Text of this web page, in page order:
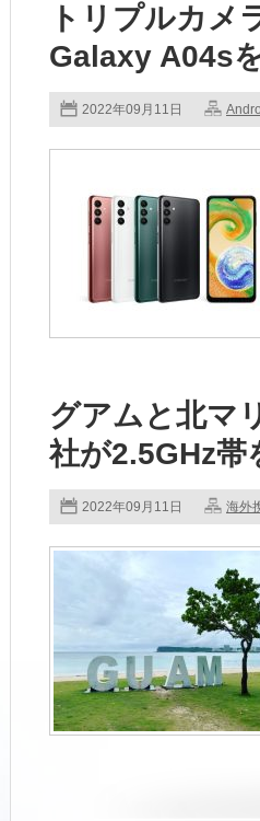
トリプルカメ
Galaxy A04s
2022年09月11日
グアムと北マ
社が2.5GHz帯
2022年09月11日 海外